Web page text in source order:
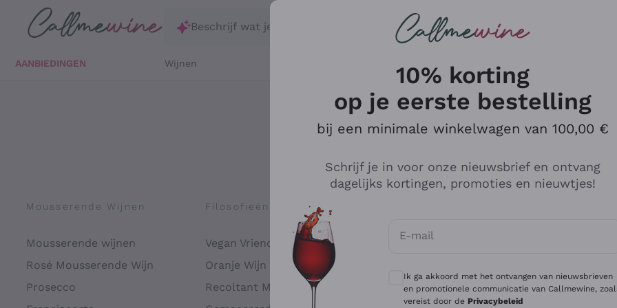
Ga direct naar de hoofdinhoud
Beschrijf wat je zoekt
AANBIEDINGEN Wijnen
Mousserende Wijnen
Mousserende wijnen
Rosé Mousserende Wijn
Prosecco
Filosofieën
Vegan Vriendelijk
Oranje Wijn
Recoltant Manipulant
Antinori
Ca' del Bosco
Gavi
10% korting
op je eerste bestelling
bij een minimale winkelwagen van 100,00 €
Schrijf je in voor onze nieuwsbrief en ontvang
dagelijks kortingen, promoties en nieuwtjes!
E-mail
Optionele toestemmingen om
Ik ga akkoord met het ontvangen van nieuwsbrieven
en promotionele communicatie van Callmewine,
vereist door de Privacybeleid